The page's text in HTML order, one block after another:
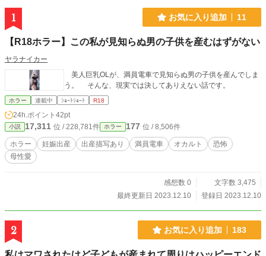
1 お気に入り追加 11
【R18ホラー】この私が見知らぬ男の子供を産むはずがない
ヤラナイカー
美人巨乳OLが、満員電車で見知らぬ男の子供を産んでしま
う。 そんな、現実では決してありえない話です。
ホラー 連載中 ｼｮｰﾄｼｮｰﾄ R18
24h.ポイント 42pt
小説 17,311 位 / 228,781件 ホラー 177 位 / 8,506件
ホラー 妊娠出産 出産描写あり 満員電車 オカルト
恐怖
母性愛
感想数 0
文字数 3,475
最終更新日 2023.12.10
登録日 2023.12.10
2 お気に入り追加 183